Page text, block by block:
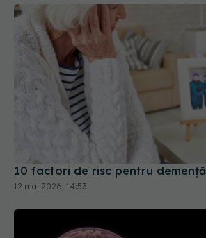
10 factori de risc pentru demență
12 mai 2026, 14:53